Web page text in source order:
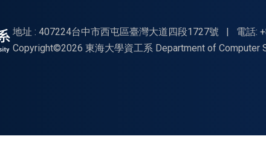
地址 : 407224台中市西屯區臺灣大道四段1727號 | 電話:
Copyright©2026 東海大學資工系 Department of Computer